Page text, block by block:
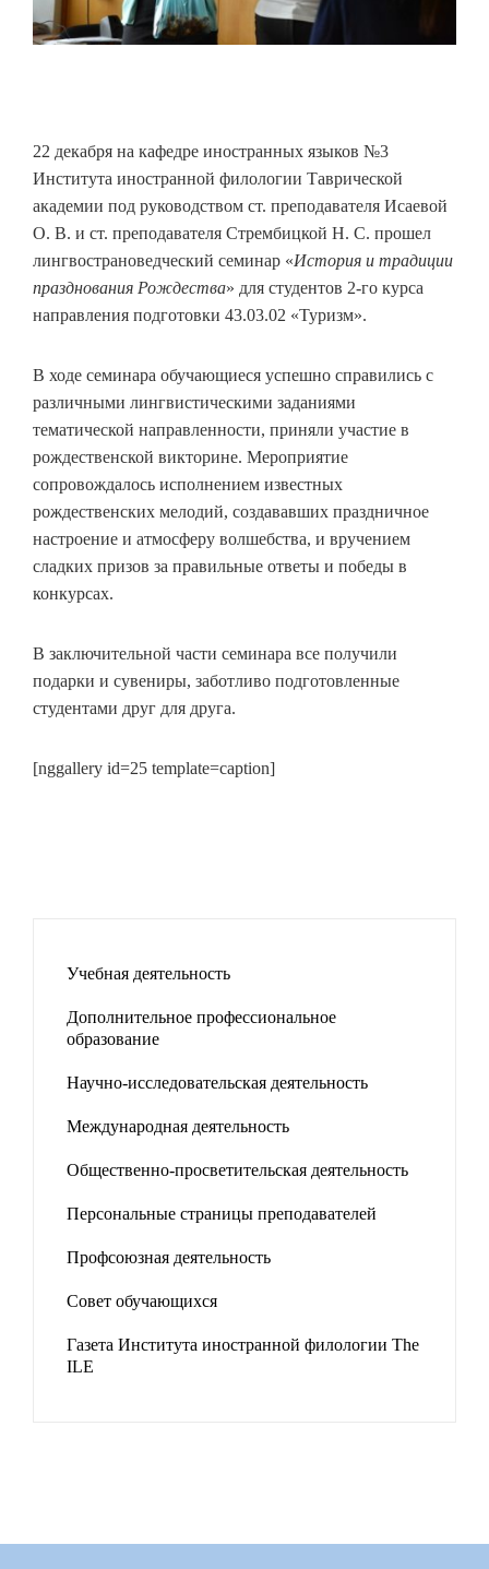
22 декабря на кафедре иностранных языков №3
Института иностранной филологии Таврической
академии под руководством ст. преподавателя Исаевой
О. В. и ст. преподавателя Стрембицкой Н. С. прошел
лингвострановедческий семинар «История и традиции
празднования Рождества» для студентов 2-го курса
направления подготовки 43.03.02 «Туризм».
В ходе семинара обучающиеся успешно справились с
различными лингвистическими заданиями
тематической направленности, приняли участие в
рождественской викторине. Мероприятие
сопровождалось исполнением известных
рождественских мелодий, создававших праздничное
настроение и атмосферу волшебства, и вручением
сладких призов за правильные ответы и победы в
конкурсах.
В заключительной части семинара все получили
подарки и сувениры, заботливо подготовленные
студентами друг для друга.
[nggallery id=25 template=caption]
Учебная деятельность
Дополнительное профессиональное
образование
Научно-исследовательская деятельность
Международная деятельность
Общественно-просветительская деятельность
Персональные страницы преподавателей
Профсоюзная деятельность
Совет обучающихся
Газета Института иностранной филологии The
ILE